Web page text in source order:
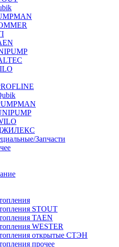
ДЖИЛЕКС
Запчасти
STOUT
TAEN
WESTER
открытые СТЭН
прочее